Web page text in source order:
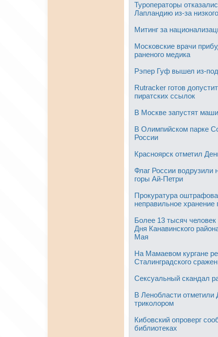
Туроператоры
Лапландию из-за
Митинг за
Московские врачи
раненого медика
Рэпер Гуф вышел из-
Rutracker готов
пиратских ссылок
В Москве запустят
В Олимпийском парке
России
Красноярск отметил
Флаг России
горы Ай-Петри
Прокуратура
неправильное хранение
Более 13 тысяч
Дня Канавинского
Мая
На Мамаевом кургане
Сталинградского
Сексуальный скандал
В Ленобласти
триколором
Кибовский опроверг
библиотеках